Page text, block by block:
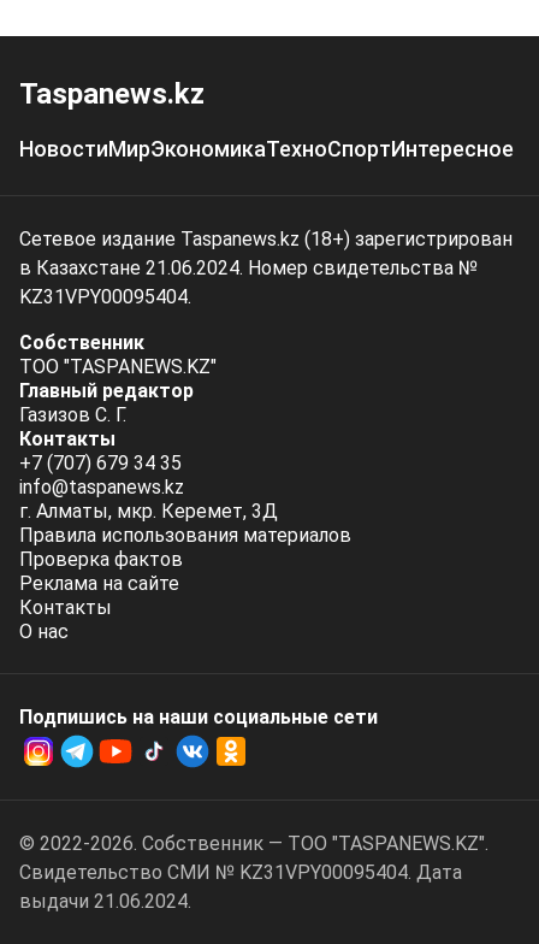
Taspanews.kz
НовостиМирЭкономикаТехноСпортИнтересное
Сетевое издание Taspanews.kz (18+) зарегистрирован
в Казахстане 21.06.2024. Номер свидетельства №
KZ31VPY00095404.
Собственник
ТОО "TASPANEWS.KZ"
Главный редактор
Газизов С. Г.
Контакты
+7 (707) 679 34 35
info@taspanews.kz
г. Алматы, мкр. Керемет, 3Д
Правила использования материалов
Проверка фактов
Реклама на сайте
Контакты
О нас
Подпишись на наши социальные cети
© 2022-2026. Собственник — ТОО "TASPANEWS.KZ".
Cвидетельство СМИ № KZ31VPY00095404. Дата
выдачи 21.06.2024.